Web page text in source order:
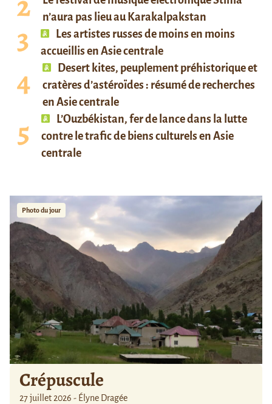
n’aura pas lieu au Karakalpakstan
Les artistes russes de moins en moins
accueillis en Asie centrale
Desert kites, peuplement préhistorique et
cratères d’astéroïdes : résumé de recherches
en Asie centrale
L’Ouzbékistan, fer de lance dans la lutte
contre le trafic de biens culturels en Asie
centrale
Photo du jour
Crépuscule
27 juillet 2026 - Élyne Dragée